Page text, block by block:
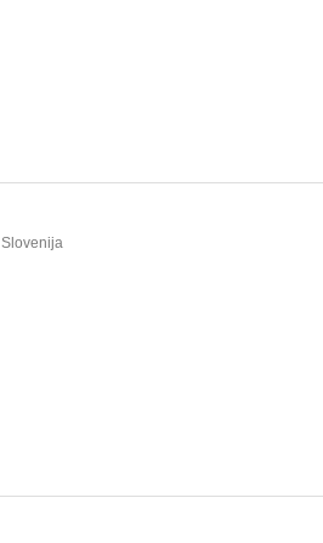
Slovenija